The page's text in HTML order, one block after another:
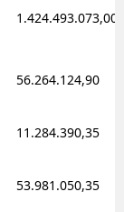
1.424.493.073,00
56.264.124,90
11.284.390,35
53.981.050,35